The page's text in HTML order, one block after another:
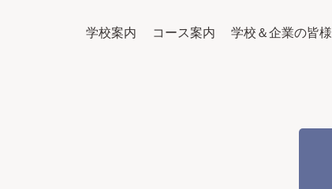
学校案内 コース案内 学校＆企業の皆様